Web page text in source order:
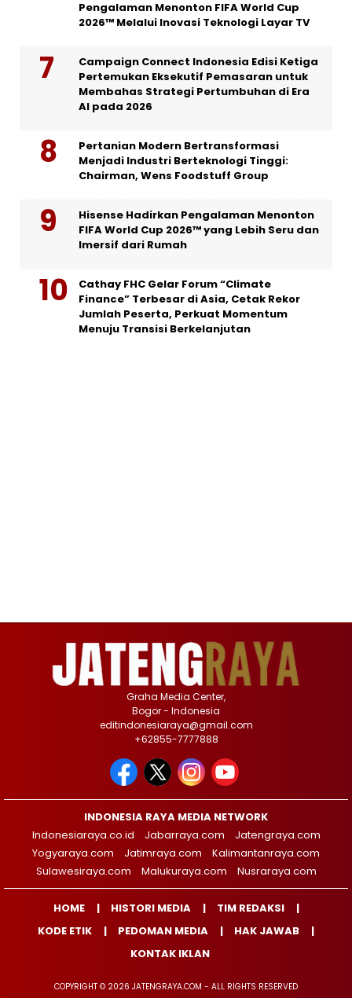
Pengalaman Menonton FIFA World Cup
2026™ Melalui Inovasi Teknologi Layar TV
Campaign Connect Indonesia Edisi Ketiga
Pertemukan Eksekutif Pemasaran untuk
Membahas Strategi Pertumbuhan di Era
AI pada 2026
Pertanian Modern Bertransformasi
Menjadi Industri Berteknologi Tinggi:
Chairman, Wens Foodstuff Group
Hisense Hadirkan Pengalaman Menonton
FIFA World Cup 2026™ yang Lebih Seru dan
Imersif dari Rumah
Cathay FHC Gelar Forum “Climate
Finance” Terbesar di Asia, Cetak Rekor
Jumlah Peserta, Perkuat Momentum
Menuju Transisi Berkelanjutan
Graha Media Center,
Bogor - Indonesia
editindonesiaraya@gmail.com
+62855-7777888
INDONESIA RAYA MEDIA NETWORK
Indonesiaraya.co.id
Jabarraya.com
Jatengraya.com
Yogyaraya.com
Jatimraya.com
Kalimantanraya.com
Sulawesiraya.com
Malukuraya.com Nusraraya.com
HOME HISTORI MEDIA
TIM REDAKSI
KODE ETIK
PEDOMAN MEDIA
HAK JAWAB
KONTAK IKLAN
COPYRIGHT © 2026 JATENGRAYA.COM - ALL RIGHTS RESERVED